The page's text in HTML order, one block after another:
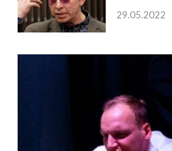
29.05.2022